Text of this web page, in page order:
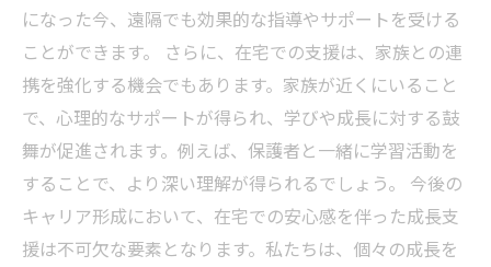
になった今、遠隔でも効果的な指導やサポートを受ける
ことができます。 さらに、在宅での支援は、家族との連
携を強化する機会でもあります。家族が近くにいること
で、心理的なサポートが得られ、学びや成長に対する鼓
舞が促進されます。例えば、保護者と一緒に学習活動を
することで、より深い理解が得られるでしょう。 今後の
キャリア形成において、在宅での安心感を伴った成長支
援は不可欠な要素となります。私たちは、個々の成長を